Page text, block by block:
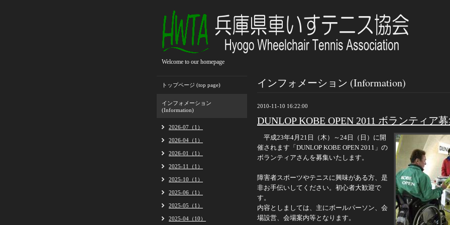
Welcome to our homepage
インフォメーション (Information)
2010-11-10 16:22:00
DUNLOP KOBE OPEN 2011 ボランティア
平成23年4月21日（木）～24日（日）に開
催されます「DUNLOP KOBE OPEN 2011」の
ボランティアさんを募集いたします。
障害者スポーツやテニスに興味がある方、是
非お手伝いしてください。初心者大歓迎で
す。
内容としましては、主にボールパーソン、会
場設営、会場案内等となります。
トップページ (top page)
インフォメーション
(Information)
2026-07（1）
2026-04（1）
2026-01（1）
2025-11（1）
2025-10（1）
2025-06（1）
2025-05（1）
2025-04（10）